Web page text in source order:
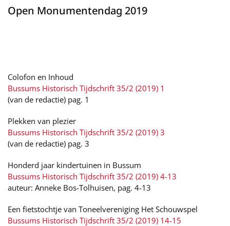
Open Monumentendag 2019
Colofon en Inhoud
Bussums Historisch Tijdschrift 35/2 (2019) 1
(van de redactie) pag. 1
Plekken van plezier
Bussums Historisch Tijdschrift 35/2 (2019) 3
(van de redactie) pag. 3
Honderd jaar kindertuinen in Bussum
Bussums Historisch Tijdschrift 35/2 (2019) 4-13
auteur: Anneke Bos-Tolhuisen, pag. 4-13
Een fietstochtje van Toneelvereniging Het Schouwspel
Bussums Historisch Tijdschrift 35/2 (2019) 14-15